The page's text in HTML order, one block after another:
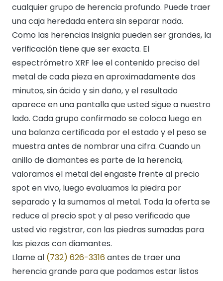
cualquier grupo de herencia profundo. Puede traer
una caja heredada entera sin separar nada.
Como las herencias insignia pueden ser grandes, la
verificación tiene que ser exacta. El
espectrómetro XRF lee el contenido preciso del
metal de cada pieza en aproximadamente dos
minutos, sin ácido y sin daño, y el resultado
aparece en una pantalla que usted sigue a nuestro
lado. Cada grupo confirmado se coloca luego en
una balanza certificada por el estado y el peso se
muestra antes de nombrar una cifra. Cuando un
anillo de diamantes es parte de la herencia,
valoramos el metal del engaste frente al precio
spot en vivo, luego evaluamos la piedra por
separado y la sumamos al metal. Toda la oferta se
reduce al precio spot y al peso verificado que
usted vio registrar, con las piedras sumadas para
las piezas con diamantes.
Llame al (732) 626-3316antes de traer una
herencia grande para que podamos estar listos